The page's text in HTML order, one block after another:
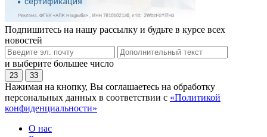
Подпишитесь на нашу рассылку и будьте в курсе всех
новостей
и выберите большее число
23 33
Нажимая на кнопку, Вы соглашаетесь на обработку
персональных данных в соответствии с «Политикой
конфиденциальности»
О нас